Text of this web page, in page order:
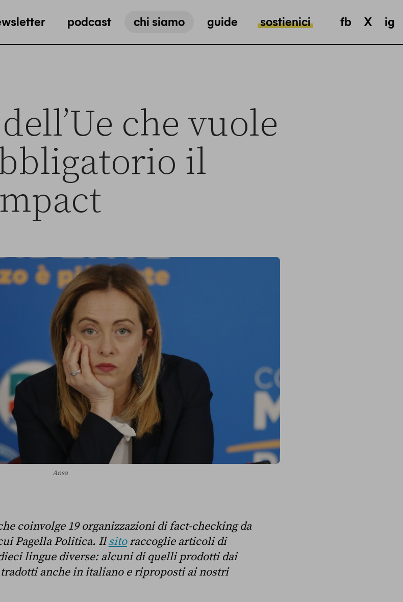
podcast chi siamo guide sostienici fb X ig
che vuole
il
Ansa
coinvolge 19 organizzazioni di fact-checking da
Pagella Politica. Ilsitoraccoglie articoli di
lingue diverse: alcuni di quelli prodotti dai
anche in italiano e riproposti ai nostri